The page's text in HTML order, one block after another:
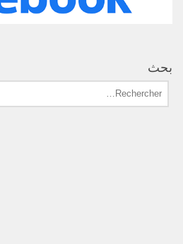
بحث
Rechercher :